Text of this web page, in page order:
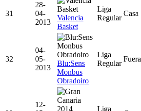
31
28-
04-
2013
Valencia
Basket
Liga
Regular
Casa
32
04-
05-
2013
Blu:Sens
Monbus
Obradoiro
Liga
Regular
Fuera
12-
Liga